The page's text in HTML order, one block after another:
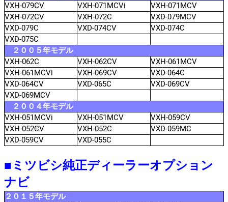
VXH-079CV
VXH-071MCVi
VXH-071MCV
VXH-072CV
VXH-072C
VXD-079MCV
VXD-079C
VXD-074CV
VXD-074C
VXD-075C
２００５年モデル
VXH-062C
VXH-062CV
VXH-061MCV
VXH-061MCVi
VXH-069CV
VXD-064C
VXD-064CV
VXD-065C
VXD-069CV
VXD-069MCV
２００４年モデル
VXH-051MCVi
VXH-051MCV
VXH-059CV
VXH-052CV
VXH-052C
VXD-059MC
VXD-059CV
VXD-055C
■ミツビシ純正ディーラーオプション
ナビ
２０１５年モデル